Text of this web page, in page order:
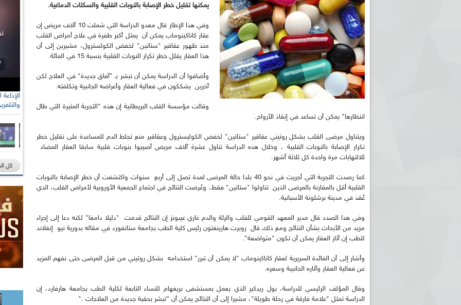
يمكنها تقليل خطر الإصابة بالنوبات القلبية والسكتات الدماغية.
وفي هذا الإطار قال معدو الدراسة التي شملت 10 آلاف مريض إن
عقار كاناكينوماب يمكن أن يمثل أكبر طفرة في علاج أمراض القلب
منذ ظهور عقاقير "ستاتين" لخفض الكولسترول، مشيرين إلى أن
هذا العقار يقلل خطر تكرار النوبات القلبية بنسبة 15 في المائة.
وأضافوا أن الدراسة يمكن أن تبشر بـ "آفاق جديدة" في العلاج لكن
آخرين يشككون في فعالية العقار وأعراضه الجانبية وتكلفته.
وقالت مؤسسة القلب البريطانية إن هذه "التجربة المثيرة التي طال
انتظارها" يمكن أن تساعد في إنقاذ الأرواح.
ويتناول مرضى القلب بشكل روتيني عقاقير "ستاتين" لخفض الكوليسترول وعقاقير منع تجلط الدم للمساعدة على تقليل خطر
تكرار الإصابة بالنوبات القلبية ، وخلال هذه الدراسة تناول عشرة آلاف مريض أصيبوا بنوبات قلبية سابقا العقار المضاد
للالتهابات مرة واحدة كل ثلاثة أشهر.
كما رصدت التجربة التي أجريت في نحو 40 بلدا حالة المرضى لمدة تصل إلى أربع سنوات واكتشفت أن خطر الإصابة بالنوبات
القلبية أقل بالمقارنة بالمرضى الذين تناولوا "ستاتين" فقط، وعُرضت النتائج في اجتماع الجمعية الأوروبية لأمراض القلب، الذي
عُقد في مدينة برشلونة الأسبانية.
وفي هذا الصدد قال مدير المعهد القومي للقلب والرئة والدم غاري غيبونز إن النتائج قدمت "دليلا دامغا" لكنه دعا إلى إجراء
مزيد من الأبحاث بشأن النتائج ومع ذلك قال روبرت هارينغتون رئيس كلية الطب بجامعة ستانفورد في مقاله بدورية نيو إنغلاند
للطب إن آثار العقار يمكن أن تكون "متواضعة".
وأشار إلى أن الفائدة السريرية لعقار كاناكينوماب "لا يمكن أن تبرر" استخدامه بشكل روتيني من قبل المرضى حتى نفهم المزيد
عن فعالية العقار وآثاره الجانبية وسعره.
وقال المؤلف الرئيسي للدراسة، بول ريدكير الذي يعمل بمستشفى بريغهام للنساء التابعة لكلية الطب بجامعة هارفارد، إن
الدراسة تمثل "علامة فارقة في رحلة طويلة"، مشيرا إلى أن النتائج يمكن أن “تبشر بحقبة جديدة من العلاجات ."
كل